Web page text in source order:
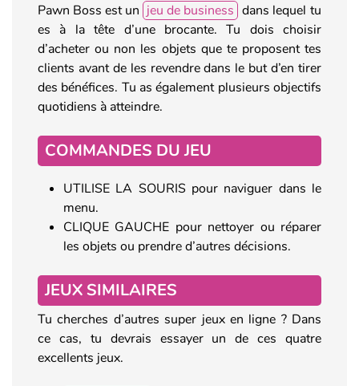
Pawn Boss est un jeu de business dans lequel tu
es à la tête d’une brocante. Tu dois choisir
d’acheter ou non les objets que te proposent tes
clients avant de les revendre dans le but d’en tirer
des bénéfices. Tu as également plusieurs objectifs
quotidiens à atteindre.
COMMANDES DU JEU
UTILISE LA SOURIS pour naviguer dans le
menu.
CLIQUE GAUCHE pour nettoyer ou réparer
les objets ou prendre d’autres décisions.
JEUX SIMILAIRES
Tu cherches d’autres super jeux en ligne ? Dans
ce cas, tu devrais essayer un de ces quatre
excellents jeux.